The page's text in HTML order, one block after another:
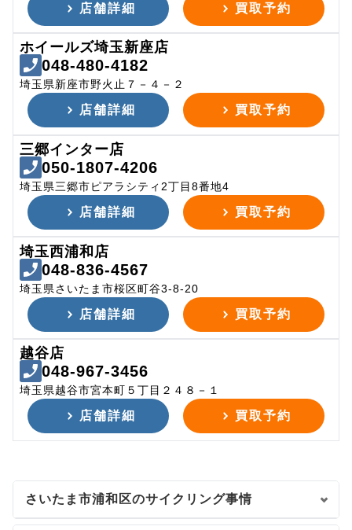
店舗詳細 買取予約
ホイールズ埼玉新座店
048-480-4182
埼玉県新座市野火止７－４－２
店舗詳細 買取予約
三郷インター店
050-1807-4206
埼玉県三郷市ピアラシティ2丁目8番地4
店舗詳細 買取予約
埼玉西浦和店
048-836-4567
埼玉県さいたま市桜区町谷3-8-20
店舗詳細 買取予約
越谷店
048-967-3456
埼玉県越谷市宮本町５丁目２４８－１
店舗詳細 買取予約
さいたま市浦和区のサイクリング事情